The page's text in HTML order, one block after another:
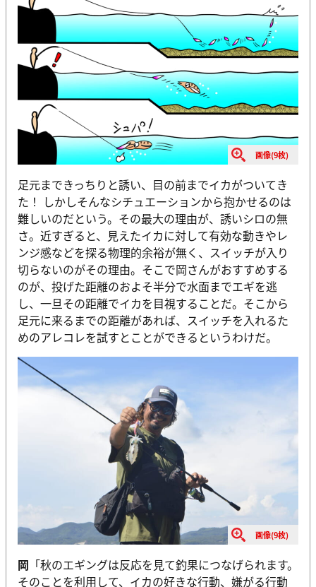
画像(9枚)
足元まできっちりと誘い、目の前までイカがついてき
た！ しかしそんなシチュエーションから抱かせるのは
難しいのだという。その最大の理由が、誘いシロの無
さ。近すぎると、見えたイカに対して有効な動きやレ
ンジ感などを探る物理的余裕が無く、スイッチが入り
切らないのがその理由。そこで岡さんがおすすめする
のが、投げた距離のおよそ半分で水面までエギを逃
し、一旦その距離でイカを目視することだ。そこから
足元に来るまでの距離があれば、スイッチを入れるた
めのアレコレを試すとことができるというわけだ。
画像(9枚)
岡 「秋のエギングは反応を見て釣果につなげられます。
そのことを利用して、イカの好きな行動、嫌がる行動